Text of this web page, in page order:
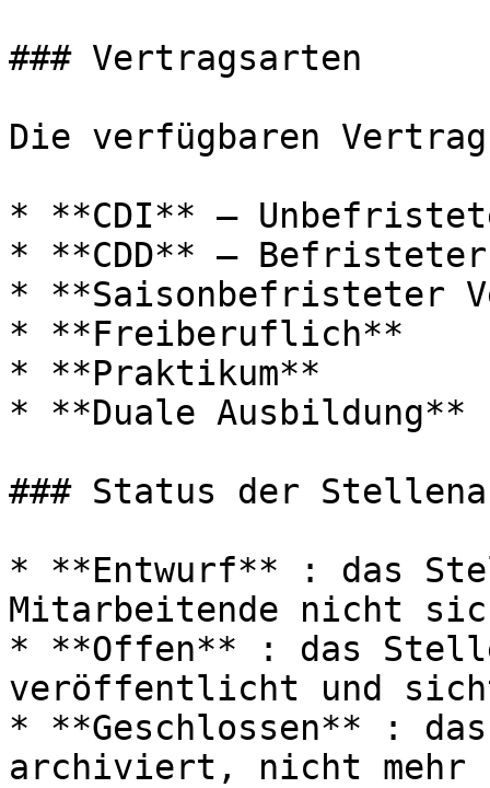
### Vertragsarten
Die verfügbaren
* **CDI** —
* **CDD** —
* **Saisonbefristeter
* **Freiberuflich**
* **Praktikum**
* **Duale Ausbildung**
### Status der
* **Entwurf** : das
Mitarbeitende nicht
* **Offen** : das
veröffentlicht und
* **Geschlossen** :
archiviert, nicht mehr